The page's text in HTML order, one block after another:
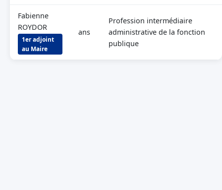
Fabienne
ROYDOR
1er adjoint
au Maire
ans
Profession intermédiaire
administrative de la fonction
publique